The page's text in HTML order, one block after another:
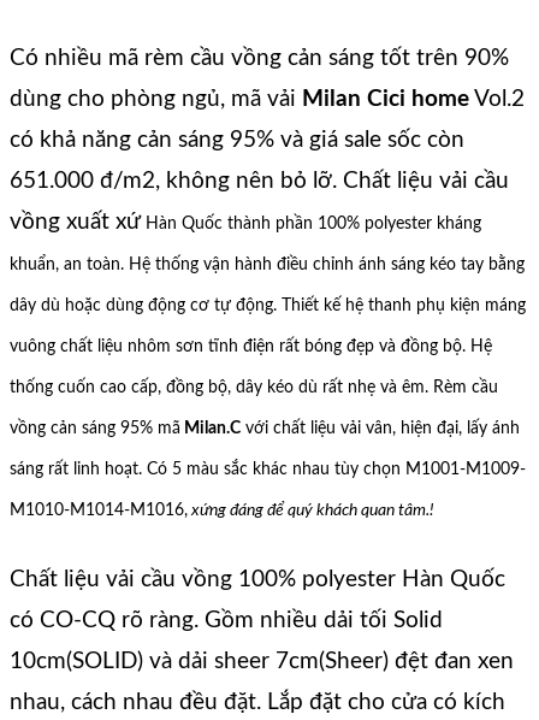
Có nhiều mã rèm cầu vồng cản sáng tốt trên 90%
dùng cho phòng ngủ, mã vải Milan Cici home Vol.2
có khả năng cản sáng 95% và giá sale sốc còn
651.000 đ/m2, không nên bỏ lỡ. Chất liệu vải cầu
vồng xuất xứHàn Quốc thành phần 100% polyester kháng
khuẩn, an toàn. Hệ thống vận hành điều chỉnh ánh sáng kéo tay bằng
dây dù hoặc dùng động cơ tự động. Thiết kế hệ thanh phụ kiện máng
vuông chất liệu nhôm sơn tĩnh điện rất bóng đẹp và đồng bộ. Hệ
thống cuốn cao cấp, đồng bộ, dây kéo dù rất nhẹ và êm. Rèm cầu
vồng cản sáng 95% mã Milan.C với chất liệu vải vân, hiện đại, lấy ánh
sáng rất linh hoạt. Có 5 màu sắc khác nhau tùy chọn M1001-M1009-
M1010-M1014-M1016, xứng đáng để quý khách quan tâm.!
Chất liệu vải cầu vồng 100% polyester Hàn Quốc
có CO-CQ rõ ràng. Gồm nhiều dải tối Solid
10cm(SOLID) và dải sheer 7cm(Sheer) đệt đan xen
nhau, cách nhau đều đặt. Lắp đặt cho cửa có kích